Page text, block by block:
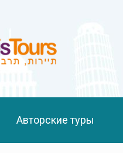
Авторские туры